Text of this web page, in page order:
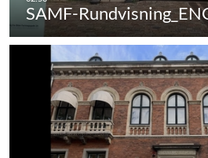
SAMF-